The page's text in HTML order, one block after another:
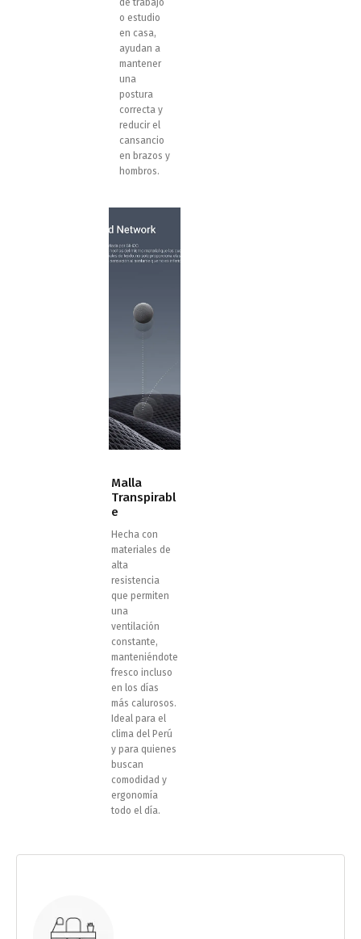
o estudio
en casa,
ayudan a
mantener
una
postura
correcta y
reducir el
cansancio
en brazos y
hombros.
Malla
Transpirabl
e
Hecha con
materiales de
alta
resistencia
que permiten
una
ventilación
constante,
manteniéndote
fresco incluso
en los días
más calurosos.
Ideal para el
clima del Perú
y para quienes
buscan
comodidad y
ergonomía
todo el día.